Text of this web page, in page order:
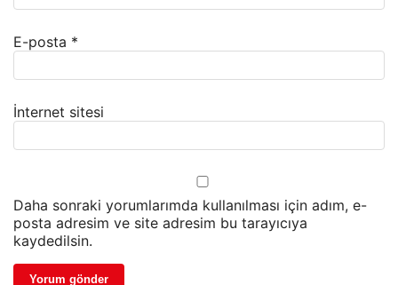
E-posta *
İnternet sitesi
Daha sonraki yorumlarımda kullanılması için adım, e-
posta adresim ve site adresim bu tarayıcıya
kaydedilsin.